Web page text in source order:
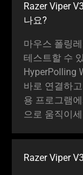
Razer Viper
나요?
마우스 폴링
테스트할 수
HyperPolling
바로 연결하
용 프로그램
으로 움직이
Razer Viper